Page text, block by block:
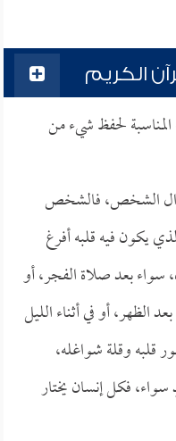
الكريم
لحفظ شيء من
الشخص، فالشخص
يكون فيه قلبه أفرغ
سواء بعد صلاة الفجر، أو
الظهر، أو في أثناء الليل
قلبه وقلة شواغله،
فكل إنسان يختار